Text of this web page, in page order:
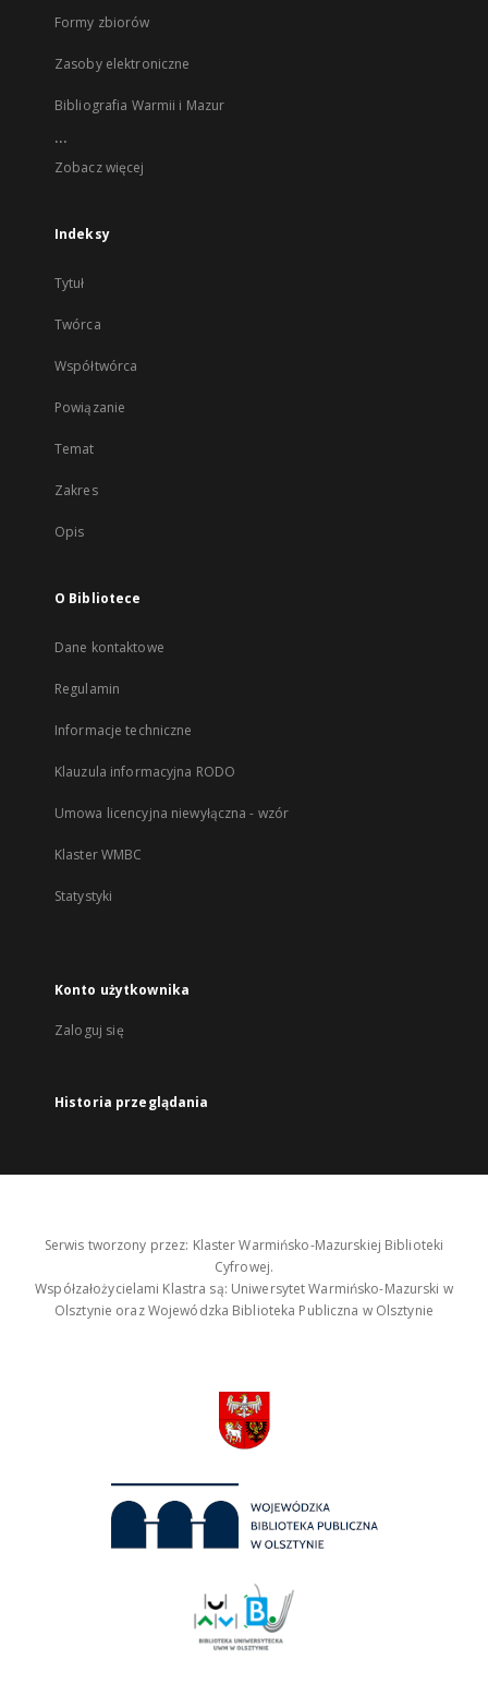
Formy zbiorów
Zasoby elektroniczne
Bibliografia Warmii i Mazur
...
Zobacz więcej
Indeksy
Tytuł
Twórca
Współtwórca
Powiązanie
Temat
Zakres
Opis
O Bibliotece
Dane kontaktowe
Regulamin
Informacje techniczne
Klauzula informacyjna RODO
Umowa licencyjna niewyłączna - wzór
Klaster WMBC
Statystyki
Konto użytkownika
Zaloguj się
Historia przeglądania
Serwis tworzony przez: Klaster Warmińsko-Mazurskiej Biblioteki
Cyfrowej.
Współzałożycielami Klastra są: Uniwersytet Warmińsko-Mazurski w
Olsztynie oraz Wojewódzka Biblioteka Publiczna w Olsztynie